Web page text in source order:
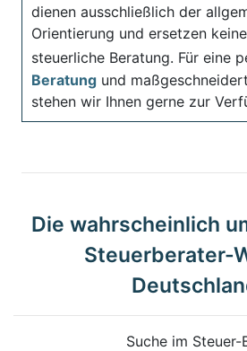
dienen ausschließlich der
Orientierung und ersetzen
steuerliche Beratung. Für eine
Beratung und
stehen wir Ihnen gerne zur
Die wahrscheinlich
Steuerberater-
Suche im Steuer-